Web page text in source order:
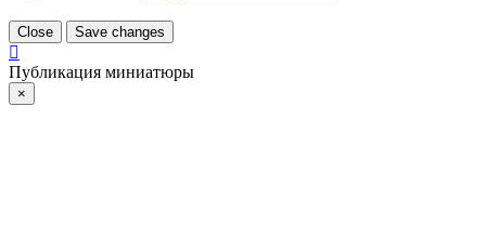
Close Save changes
Публикация миниатюры
×